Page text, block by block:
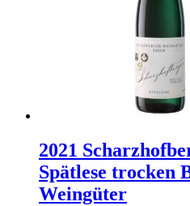
2021
Spätlese trocken
Weingüter